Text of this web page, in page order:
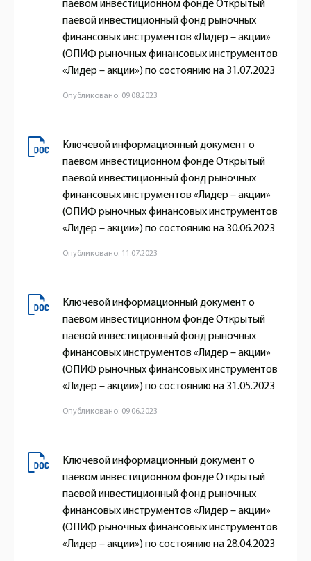
паевом инвестиционном фонде Открытый
паевой инвестиционный фонд рыночных
финансовых инструментов «Лидер – акции»
(ОПИФ рыночных финансовых инструментов
«Лидер – акции») по состоянию на 31.07.2023
Опубликовано: 09.08.2023
Ключевой информационный документ о
паевом инвестиционном фонде Открытый
паевой инвестиционный фонд рыночных
финансовых инструментов «Лидер – акции»
(ОПИФ рыночных финансовых инструментов
«Лидер – акции») по состоянию на 30.06.2023
Опубликовано: 11.07.2023
Ключевой информационный документ о
паевом инвестиционном фонде Открытый
паевой инвестиционный фонд рыночных
финансовых инструментов «Лидер – акции»
(ОПИФ рыночных финансовых инструментов
«Лидер – акции») по состоянию на 31.05.2023
Опубликовано: 09.06.2023
Ключевой информационный документ о
паевом инвестиционном фонде Открытый
паевой инвестиционный фонд рыночных
финансовых инструментов «Лидер – акции»
(ОПИФ рыночных финансовых инструментов
«Лидер – акции») по состоянию на 28.04.2023